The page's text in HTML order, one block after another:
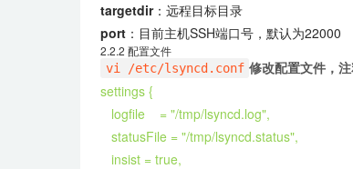
targetdir：远程目标目录
port ：目前主机SSH端口号，默认为22000
2.2.2 配置文件
vi /etc/lsyncd.conf 修改配置文件，
settings {
logfile = "/tmp/lsyncd.log",
statusFile = "/tmp/lsyncd.status",
insist = true,